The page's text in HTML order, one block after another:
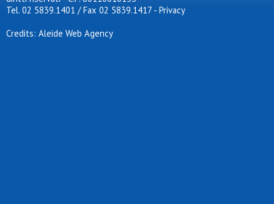
Tel. 02 5839.1401 / Fax 02 5839.1417 - Privacy
Credits: Aleide Web Agency